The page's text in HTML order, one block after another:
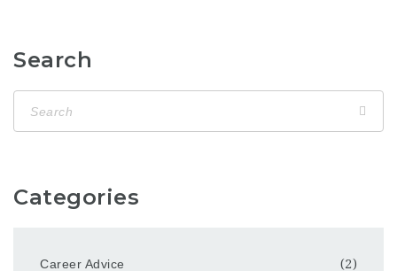
Search
Categories
Career Advice
(2)